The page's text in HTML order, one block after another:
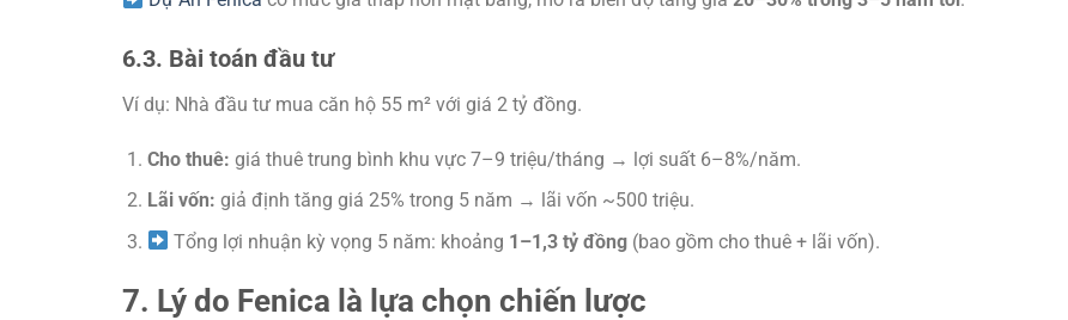
6.3. Bài toán đầu tư
Ví dụ: Nhà đầu tư mua căn hộ 55 m² với giá 2 tỷ đồng.
Cho thuê: giá thuê trung bình khu vực 7–9 triệu/tháng → lợi suất 6–8%/năm.
Lãi vốn: giả định tăng giá 25% trong 5 năm → lãi vốn ~500 triệu.
Tổng lợi nhuận kỳ vọng 5 năm: khoảng 1–1,3 tỷ đồng (bao gồm cho thuê + lãi vốn).
7. Lý do Fenica là lựa chọn chiến lược